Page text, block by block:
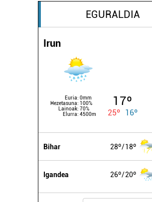
EGURALDIA
Irun
Euria: 0mm
Hezetasuna: 100%
Lainoak: 70%
Elurra: 4500m
17º
25º 16º
Bihar 28º 18º
Igandea 26º 20º